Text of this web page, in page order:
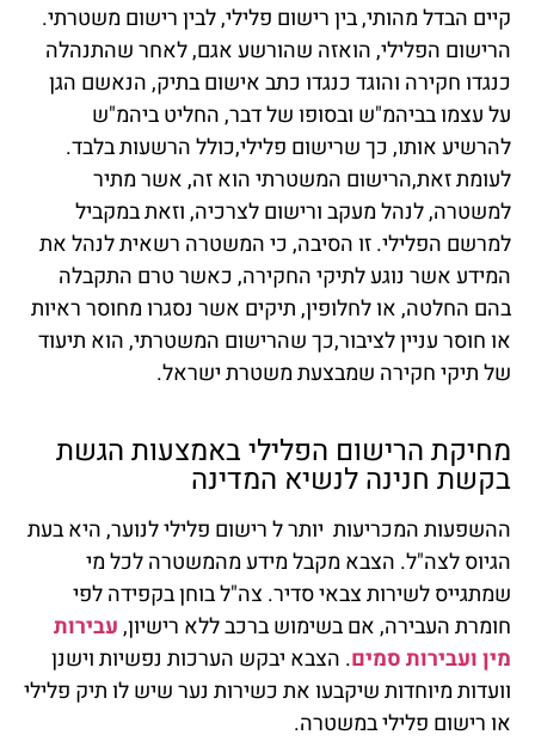
קיים הבדל מהותי, בין רישום פלילי, לבין רישום משטרתי.
הרישום הפלילי, הואזה שהורשע אגם, לאחר שהתנהלה
כנגדו חקירה והוגד כנגדו כתב אישום בתיק, הנאשם הגן
על עצמו בביהמ"ש ובסופו של דבר, החליט ביהמ"ש
להרשיע אותו, כך שרישום פלילי,כולל הרשעות בלבד.
לעומת זאת,הרישום המשטרתי הוא זה, אשר מתיר
למשטרה, לנהל מעקב ורישום לצרכיה, וזאת במקביל
למרשם הפלילי. זו הסיבה, כי המשטרה רשאית לנהל את
המידע אשר נוגע לתיקי החקירה, כאשר טרם התקבלה
בהם החלטה, או לחלופין, תיקים אשר נסגרו מחוסר ראיות
או חוסר עניין לציבור,כך שהרישום המשטרתי, הוא תיעוד
של תיקי חקירה שמבצעת משטרת ישראל.
מחיקת הרישום הפלילי באמצעות הגשת
בקשת חנינה לנשיא המדינה
ההשפעות המכריעות יותר ל רישום פלילי לנוער, היא בעת
הגיוס לצה"ל. הצבא מקבל מידע מהמשטרה לכל מי
שמתגייס לשירות צבאי סדיר. צה"ל בוחן בקפידה לפי
חומרת העבירה, אם בשימוש ברכב ללא רישיון,עבירות
מיןועבירות סמים. הצבא יבקש הערכות נפשיות וישנן
וועדות מיוחדות שיקבעו את כשירות נער שיש לו תיק פלילי
או רישום פלילי במשטרה.